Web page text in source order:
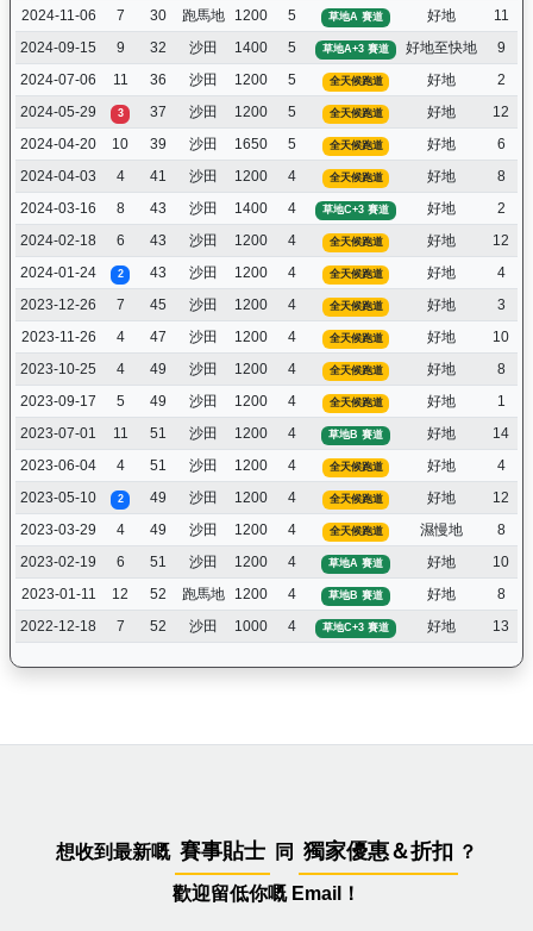
2024-11-06
7 30 跑馬地 1200 5 草地A 賽道 好地 11
2024-09-15
9 32 沙田 1400 5 草地A+3 賽道 好地至快地 9
2024-07-06
11 36 沙田 1200 5 全天候跑道 好地 2
2024-05-29
3 37 沙田 1200 5 全天候跑道 好地 12
2024-04-20
10 39 沙田 1650 5 全天候跑道 好地 6
2024-04-03
4 41 沙田 1200 4 全天候跑道 好地 8
2024-03-16
8 43 沙田 1400 4 草地C+3 賽道 好地 2
2024-02-18
6 43 沙田 1200 4 全天候跑道 好地 12
2024-01-24
2 43 沙田 1200 4 全天候跑道 好地 4
2023-12-26
7 45 沙田 1200 4 全天候跑道 好地 3
2023-11-26
4 47 沙田 1200 4 全天候跑道 好地 10
2023-10-25
4 49 沙田 1200 4 全天候跑道 好地 8
2023-09-17
5 49 沙田 1200 4 全天候跑道 好地 1
2023-07-01
11 51 沙田 1200 4 草地B 賽道 好地 14
2023-06-04
4 51 沙田 1200 4 全天候跑道 好地 4
2023-05-10
2 49 沙田 1200 4 全天候跑道 好地 12
2023-03-29
4 49 沙田 1200 4 全天候跑道 濕慢地 8
2023-02-19
6 51 沙田 1200 4 草地A 賽道 好地 10
2023-01-11
12 52 跑馬地 1200 4 草地B 賽道 好地 8
2022-12-18
7 52 沙田 1000 4 草地C+3 賽道 好地 13
想收到最新嘅 賽事貼士 同 獨家優惠＆折扣 ？
歡迎留低你嘅 Email！